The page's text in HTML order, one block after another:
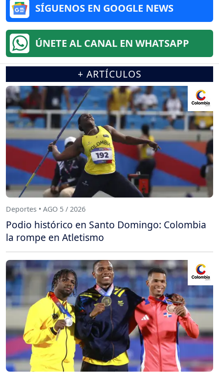
SÍGUENOS EN GOOGLE NEWS
ÚNETE AL CANAL EN WHATSAPP
+ ARTÍCULOS
Deportes • AGO 5 / 2026
Podio histórico en Santo Domingo: Colombia
la rompe en Atletismo